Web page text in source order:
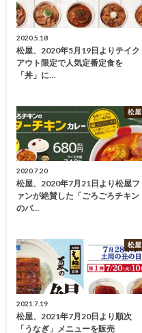
2020.5.18
松屋、2020年5月19日よりテイク
アウト限定で人気定番定食を
「丼」に…
松屋
2020.7.20
松屋、2020年7月21日より松屋フ
ァンが絶賛した「ごろごろチキン
のバ…
松屋
2021.7.19
松屋、2021年7月20日より順次
「うなぎ」メニューを販売